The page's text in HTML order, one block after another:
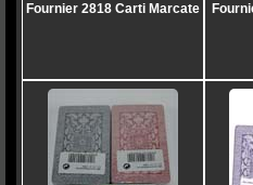
Fournier 2818 Carti Marcate